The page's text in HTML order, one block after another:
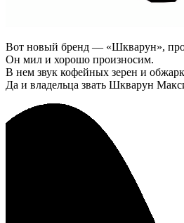
Вот новый бренд — «Шкварун»,
Он мил и хорошо произносим.
В нем звук кофейных зерен и
Да и владельца звать Шкварун